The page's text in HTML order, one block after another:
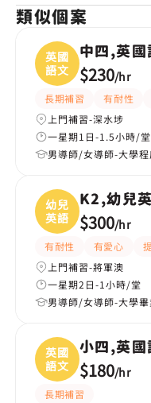
類似個案
英國
語文
中四,英國
$230/hr
長期補習 有耐性
上門補習-深水埗
一星期1日-1.5小時/堂
男導師/女導師-大學程
幼兒
英語
K2,幼兒
$300/hr
有耐性 有愛心
上門補習-將軍澳
一星期2日-1小時/堂
男導師/女導師-大學畢
英國
語文
小四,英國
$180/hr
長期補習